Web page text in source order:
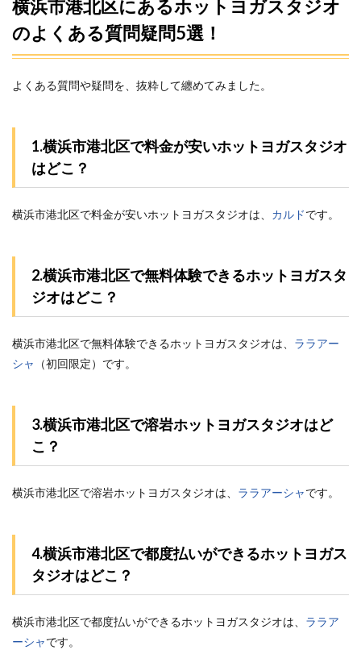
横浜市港北区にあるホットヨガスタジオ
のよくある質問疑問5選！
よくある質問や疑問を、抜粋して纏めてみました。
1.横浜市港北区で料金が安いホットヨガスタジオ
はどこ？
横浜市港北区で料金が安いホットヨガスタジオは、 カルドです。
2.横浜市港北区で無料体験できるホットヨガスタ
ジオはどこ？
横浜市港北区で無料体験できるホットヨガスタジオは、 ララアー
シャ
（初回限定）です。
3.横浜市港北区で溶岩ホットヨガスタジオはど
こ？
横浜市港北区で溶岩ホットヨガスタジオは、 ララアーシャです。
4.横浜市港北区で都度払いができるホットヨガス
タジオはどこ？
横浜市港北区で都度払いができるホットヨガスタジオは、 ララア
ーシャです。